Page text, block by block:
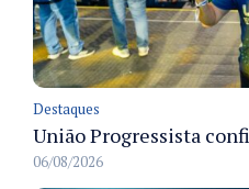
Destaques
06/08/2026